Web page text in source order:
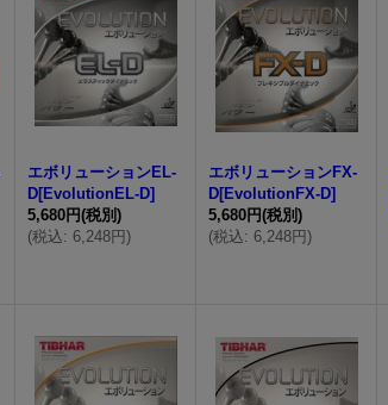
エボリューションEL-
D[EvolutionEL-D]
5,680円(税別)
(税込: 6,248円)
エボリューションFX-
D[EvolutionFX-D]
5,680円(税別)
(税込: 6,248円)